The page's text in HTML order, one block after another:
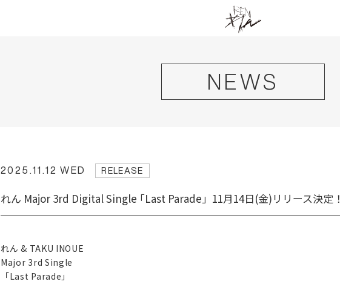
NEWS
2025.11.12 WED RELEASE
れん Major 3rd Digital Single ｢Last Parade」11月14日(金)リリース決定！
れん & TAKU INOUE
Major 3rd Single
「Last Parade」